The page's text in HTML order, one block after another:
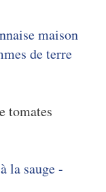
maison
de terre
tomates
la sauge -